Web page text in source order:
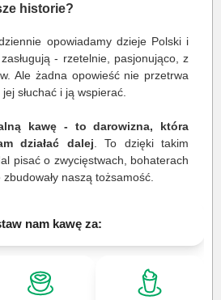
historie?
opowiadamy dzieje Polski i
- rzetelnie, pasjonująco, z
Ale żadna opowieść nie przetrwa
słuchać i ją wspierać.
kawę - to darowizna, która
działać dalej . To dzięki takim
pisać o zwycięstwach, bohaterach
naszą tożsamość.
nam kawę za: